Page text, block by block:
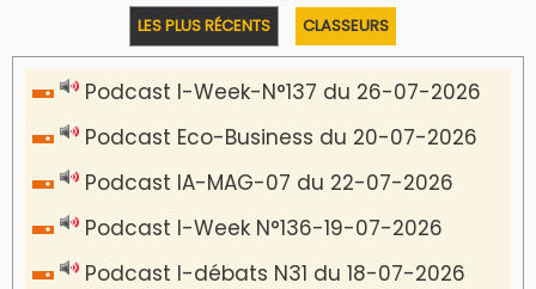
LES PLUS RÉCENTS CLASSEURS
Podcast I-Week-N°137 du 26-07-2026
Podcast Eco-Business du 20-07-2026
Podcast IA-MAG-07 du 22-07-2026
Podcast I-Week N°136-19-07-2026
Podcast I-débats N31 du 18-07-2026